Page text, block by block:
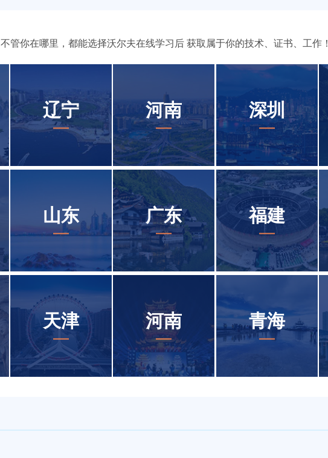
不管你在哪里，都能选择沃尔夫在线学习后 获取属于你的技术、证书、工作！
辽宁 河南 深圳
山东 广东 福建
天津 河南 青海